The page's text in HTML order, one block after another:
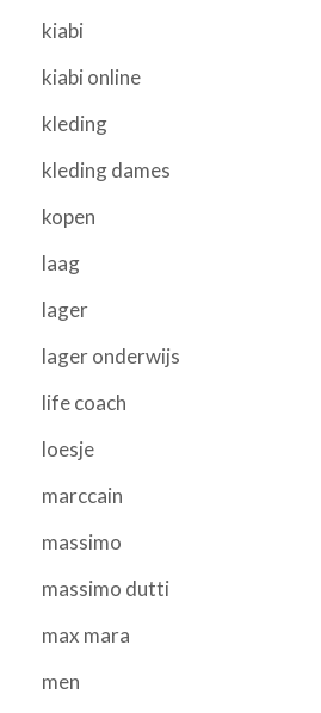
kiabi
kiabi online
kleding
kleding dames
kopen
laag
lager
lager onderwijs
life coach
loesje
marccain
massimo
massimo dutti
max mara
men